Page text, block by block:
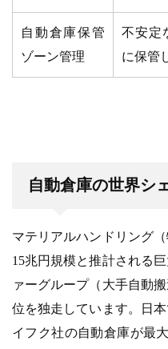
自動倉庫保管
ゾーン管理
不安定
に保管
自動倉庫の世界シ
マテリアルハンドリング
15兆円規模と推計される
ァーグループ（大手自動
位を独走しています。日
イフク社の自動倉庫が最